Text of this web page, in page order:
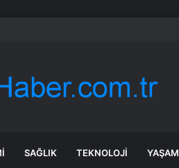
raporuyla 17 yıl boyunca maaş aldı
SAĞLIK TEKNOLOJI YAŞAM